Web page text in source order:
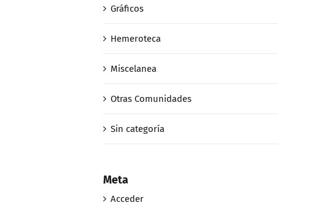
Gráficos
Hemeroteca
Miscelanea
Otras Comunidades
Sin categoría
Meta
Acceder